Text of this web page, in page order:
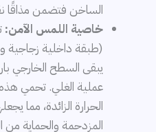
الساخن فتضمن مذاقًا
خاصية اللمس الآمن:
(طبقة داخلية زجاجية
يبقى السطح الخارجي
عملية الغلي. تحمي
الحرارة الزائدة، مما
المزدحمة والحماية من